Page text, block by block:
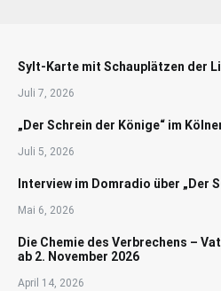
Sylt-Karte mit Schauplätzen der
Juli 7, 2026
„Der Schrein der Könige“ im
Juli 5, 2026
Interview im Domradio über „Der
Mai 6, 2026
Die Chemie des Verbrechens –
ab 2. November 2026
April 14, 2026